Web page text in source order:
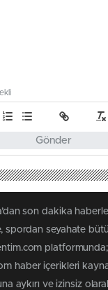
Gönder
son dakika
spordan seyahate
platformunda;
haber içerikleri
aykırı ve izinsiz